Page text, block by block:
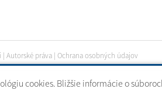
cookies. Bližšie informácie o
| Autorské práva| Ochrana osobných údajov
|webex.digital|domény|registrácia